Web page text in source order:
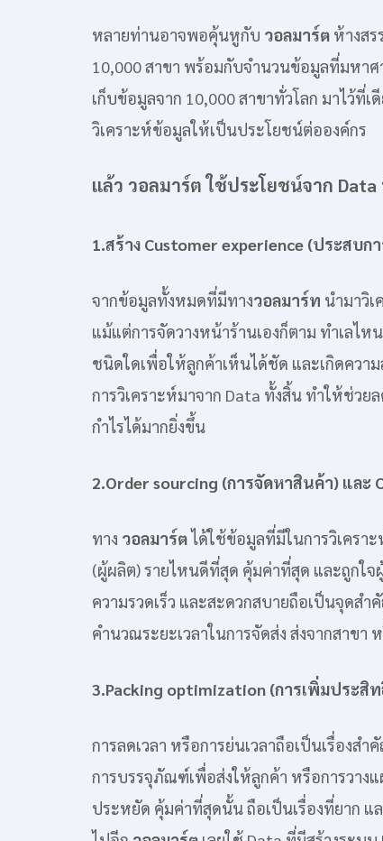
หลายท่านอาจพอคุ้นหูกับ วอลมาร์ต ห้างส
10,000 สาขา พร้อมกับจำนวนข้อมูลที่มหาศ
เก็บข้อมูลจาก 10,000 สาขาทั่วโลก มาไว้ที่
วิเคราะห์ข้อมูลให้เป็นประโยชน์ต่อองค์กร
แล้ว วอลมาร์ต ใช้ประโยชน์จาก Data
1.สร้าง Customer experience (ประสบ
จากข้อมูลทั้งหมดที่มีทางวอลมาร์ท นำมาวิ
แม้แต่การจัดวางหน้าร้านเองก็ตาม ทำเลไ
ชนิดใดเพื่อให้ลูกค้าเห็นได้ชัด และเกิดคว
การวิเคราะห์มาจาก Data ทั้งสิ้น ทำให้ช่ว
กำไรได้มากยิ่งขึ้น
2.Order sourcing (การจัดหาสินค้า) และ
ทาง วอลมาร์ตได้ใช้ข้อมูลที่มีในการวิเครา
(ผู้ผลิต) รายไหนดีที่สุด คุ้มค่าที่สุด และถูกใจ
ความรวดเร็ว และสะดวกสบายถือเป็นจุดส
คำนวณระยะเวลาในการจัดส่ง ส่งจากสาขา
3.Packing optimization (การเพิ่มประสิ
การลดเวลา หรือการย่นเวลาถือเป็นเรื่องส
การบรรจุภัณฑ์เพื่อส่งให้ลูกค้า หรือการวา
ประหยัด คุ้มค่าที่สุดนั้น ถือเป็นเรื่องที่ยาก แ